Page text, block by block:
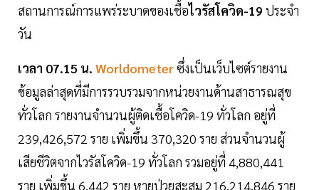
สถานการณ์การแพร่ระบาดของเชื้อไวรัสโควิด-19 ประจำ
วัน
เวลา 07.15 น. Worldometerซึ่งเป็นเว็บไซต์รายงาน
ข้อมูลล่าสุดที่มีการรวบรวมจากหน่วยงานด้านสาธารณสุข
ทั่วโลก รายงานจำนวนผู้ติดเชื้อโควิด-19 ทั่วโลก อยู่ที่
239,426,572 ราย เพิ่มขึ้น 370,320 ราย ส่วนจำนวนผู้
เสียชีวิตจากไวรัสโควิด-19 ทั่วโลก รวมอยู่ที่ 4,880,441
ราย เพิ่มขึ้น 6,442 ราย หายป่วยสะสม 216,214,846 ราย